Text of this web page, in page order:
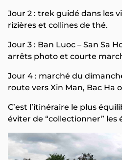
Jour 2 : trek guidé dans les
rizières et collines de thé.
Jour 3 : Ban Luoc – San Sa
arrêts photo et courte
Jour 4 : marché du
route vers Xin Man, Bac Ha
C’est l’itinéraire le plus
éviter de “collectionner” les